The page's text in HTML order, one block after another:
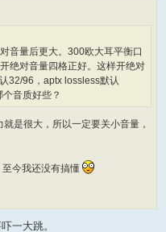
音量后更大。300欧大耳平衡口
绝对音量四格正好。这样开绝对
32/96，aptx lossless默认
音质好些？
是很大，所以一定要关小音量，
今我还没有搞懂
一大跳。